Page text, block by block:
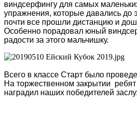
виндсерфингу для самых
упражнения, которые давались до
почти все прошли дистанцию и
Особенно порадовал юный
радости за этого мальчишку.
Всего в классе Старт было
На торжественном закрытии
наградил наших победителей